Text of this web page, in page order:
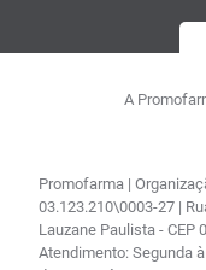
A
Promofarma |
03.123.210\0003-27 |
Lauzane Paulista - CEP
Atendimento: Segunda